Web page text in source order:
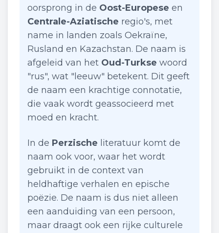
oorsprong in de Oost-Europese en
Centrale-Aziatische regio's, met
name in landen zoals Oekraïne,
Rusland en Kazachstan. De naam is
afgeleid van het Oud-Turkse woord
"rus", wat "leeuw" betekent. Dit geeft
de naam een krachtige connotatie,
die vaak wordt geassocieerd met
moed en kracht.
In de Perzische literatuur komt de
naam ook voor, waar het wordt
gebruikt in de context van
heldhaftige verhalen en epische
poëzie. De naam is dus niet alleen
een aanduiding van een persoon,
maar draagt ook een rijke culturele